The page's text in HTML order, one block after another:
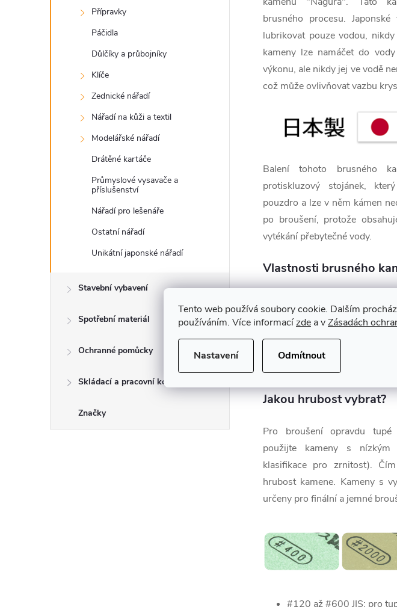
Tento web používá soubory cookie. Dalším
používáním. Více informacízde a vZásadách
Nastavení Odmítnout
Přípravky
Páčidla
Důlčíky a průbojníky
Klíče
Zednické nářadí
Nářadí na kůži a textil
Modelářské nářadí
Drátěné kartáče
Průmyslové vysavače a
příslušenství
Nářadí pro lešenáře
Ostatní nářadí
Unikátní japonské nářadí
Stavební vybavení
Spotřební materiál
Ochranné pomůcky
Skládací a pracovní kozy
Značky
brusného procesu.
lubrikovat pouze vodou,
kameny lze namáčet do
výkonu, ale nikdy jej ve vodě
což může ovlivňovat vazbu
Balení tohoto brusného
protiskluzový stojánek,
pouzdro a lze v něm kámen
po broušení, protože
vytékání přebytečné vody.
Vlastnosti brusného
✅ Vodní kámen
✅ Stojánek sloužící také
✅ Vyrobeno v Japonsku
Jakou hrubost vybrat?
Pro broušení opravdu tupé
použijte kameny s nízkým
klasifikace pro zrnitost).
hrubost kamene. Kameny s
určeny pro finální a jemné
#120 až #600 JIS: pro